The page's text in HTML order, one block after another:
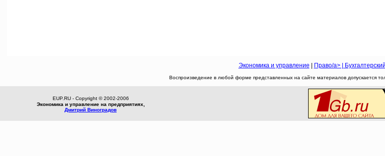
Экономика и управление Право/a> |
Воспроизведение в любой форме представленных на сайте материалов допускается
EUP.RU - Copyright © 2002-2006
Экономика и управление на предприятиях,
Дмитрий Виноградов